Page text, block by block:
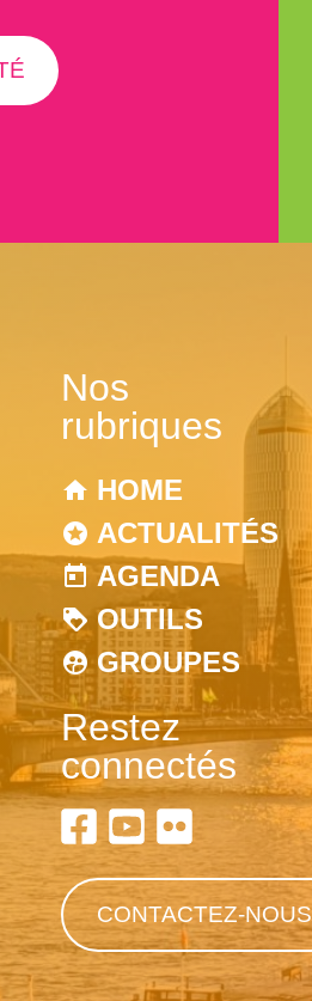
Nos
rubriques
HOME
ACTUALITÉS
AGENDA
OUTILS
GROUPES
Restez
connectés
CONTACTEZ-NOUS